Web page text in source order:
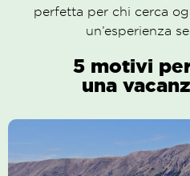
perfetta per chi cerca
un’esperienza
5 motivi
una